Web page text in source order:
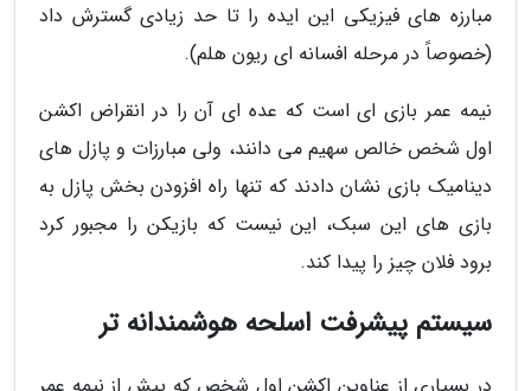
مبارزه های فیزیکی این ایده را تا حد زیادی گسترش داد
(خصوصاً در مرحله افسانه ای ریون هلم).
نیمه عمر بازی ای است که عده ای آن را در انقراض اکشن
اول شخص خالص سهیم می دانند، ولی مبارزات و پازل های
دینامیک بازی نشان دادند که تنها راه افزودن بخش پازل به
بازی های این سبک، این نیست که بازیکن را مجبور کرد
برود فلان چیز را پیدا کند.
سیستم پیشرفت اسلحه هوشمندانه تر